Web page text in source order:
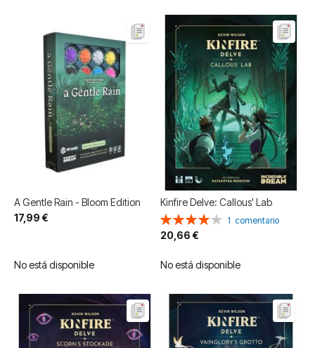
A Gentle Rain - Bloom Edition
17,99 €
No está disponible
Kinfire Delve: Callous' Lab
Valoración:
80%
1 comentario
20,66 €
No está disponible